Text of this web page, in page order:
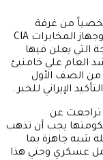
من غرفة
عمليات خاصة برفقة وزيري الدفاع والخارجية وجهاز المخابرات CIA
التي يعلن فيها
العام علي خامنيئ
من الصف الأول
الإيراني للخبر..
تراجعت عن
يجب أن تذهب
شبه جاهزة بما
عسكري وحتي هذا